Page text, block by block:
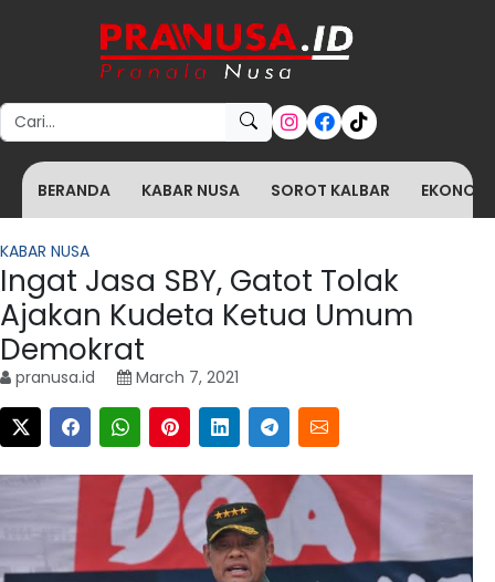
Search for:
BERANDA KABAR NUSA SOROT KALBAR
KABAR NUSA
Ingat Jasa SBY, Gatot Tolak
Ajakan Kudeta Ketua Umum
Demokrat
pranusa.id March 7, 2021